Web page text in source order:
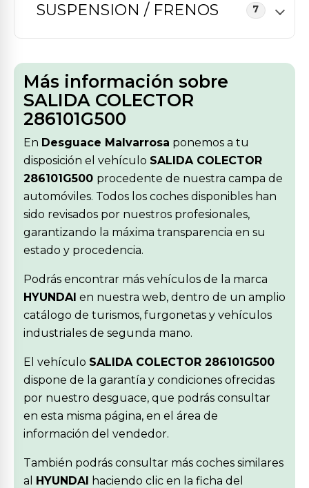
SUSPENSION / FRENOS 7
Más información sobre
SALIDA COLECTOR
286101G500
En Desguace Malvarrosa ponemos a tu
disposición el vehículo SALIDA COLECTOR
286101G500 procedente de nuestra campa de
automóviles. Todos los coches disponibles han
sido revisados por nuestros profesionales,
garantizando la máxima transparencia en su
estado y procedencia.
Podrás encontrar más vehículos de la marca
HYUNDAI en nuestra web, dentro de un amplio
catálogo de turismos, furgonetas y vehículos
industriales de segunda mano.
El vehículo SALIDA COLECTOR 286101G500
dispone de la garantía y condiciones ofrecidas
por nuestro desguace, que podrás consultar
en esta misma página, en el área de
información del vendedor.
También podrás consultar más coches similares
al HYUNDAI haciendo clic en la ficha del